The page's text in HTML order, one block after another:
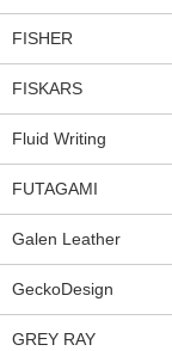
FISHER
FISKARS
Fluid Writing
FUTAGAMI
Galen Leather
GeckoDesign
GREY RAY